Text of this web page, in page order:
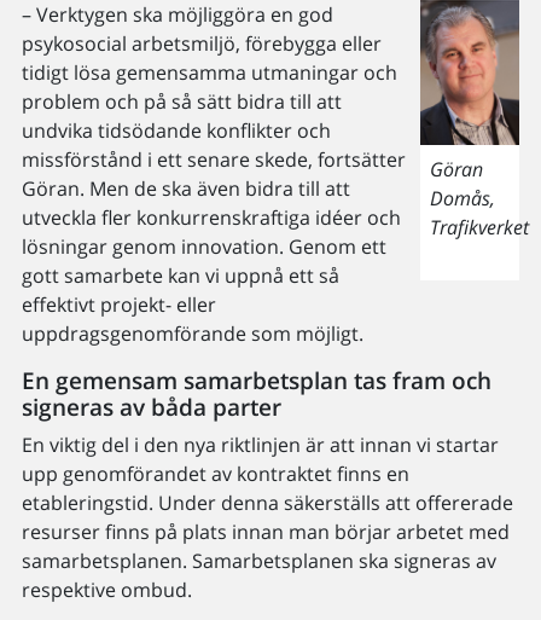
Göran
Domås,
Trafikverket
– Verktygen ska möjliggöra en god
psykosocial arbetsmiljö, förebygga eller
tidigt lösa gemensamma utmaningar och
problem och på så sätt bidra till att
undvika tidsödande konflikter och
missförstånd i ett senare skede, fortsätter
Göran. Men de ska även bidra till att
utveckla fler konkurrenskraftiga idéer och
lösningar genom innovation. Genom ett
gott samarbete kan vi uppnå ett så
effektivt projekt- eller
uppdragsgenomförande som möjligt.
En gemensam samarbetsplan tas fram och
signeras av båda parter
En viktig del i den nya riktlinjen är att innan vi startar
upp genomförandet av kontraktet finns en
etableringstid. Under denna säkerställs att offererade
resurser finns på plats innan man börjar arbetet med
samarbetsplanen. Samarbetsplanen ska signeras av
respektive ombud.